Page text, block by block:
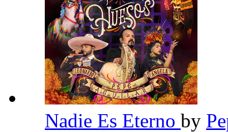
Nadie Es Eterno by